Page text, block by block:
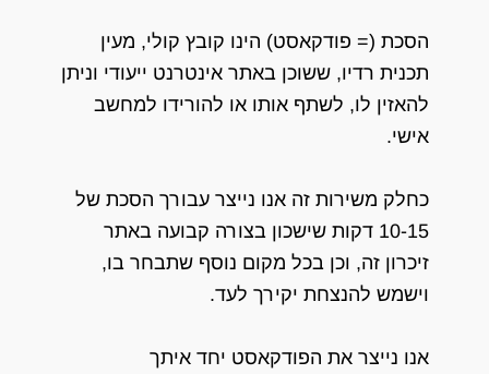
הסכת (= פודקאסט) הינו קובץ קולי, מעין
תכנית רדיו, ששוכן באתר אינטרנט ייעודי וניתן
להאזין לו, לשתף אותו או להורידו למחשב
אישי.
כחלק משירות זה אנו נייצר עבורך הסכת של
10-15 דקות שישכון בצורה קבועה באתר
זיכרון זה, וכן בכל מקום נוסף שתבחר בו,
וישמש להנצחת יקירך לעד.
אנו נייצר את הפודקאסט יחד איתך